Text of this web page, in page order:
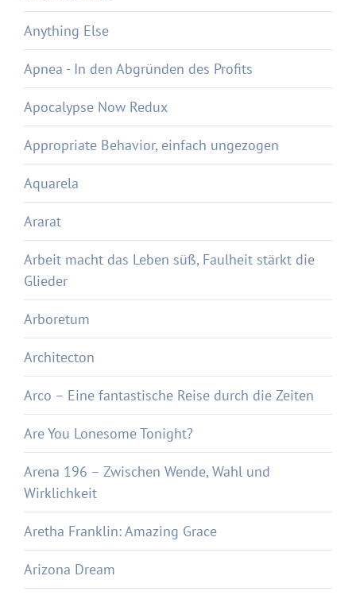
Anything Else
Apnea - In den Abgründen des Profits
Apocalypse Now Redux
Appropriate Behavior, einfach ungezogen
Aquarela
Ararat
Arbeit macht das Leben süß, Faulheit stärkt die
Glieder
Arboretum
Architecton
Arco – Eine fantastische Reise durch die Zeiten
Are You Lonesome Tonight?
Arena 196 – Zwischen Wende, Wahl und
Wirklichkeit
Aretha Franklin: Amazing Grace
Arizona Dream